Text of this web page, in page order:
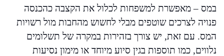
במס – מאפשרת למשפחות לכלול את הקצבה כהכנסה
פנויה לצרכים שוטפים מבלי לחשוש מהחבות מול רשויות
המס. עם זאת, יש צורך בזהירות במקרה של תשלומים
נלווים, כמו תוספות בגין סיוע מיוחד או מימון נסיעות